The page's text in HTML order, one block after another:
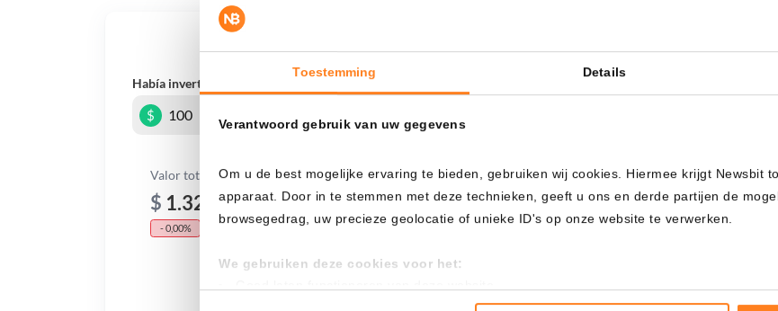
Toestemming Details
Verantwoord gebruik van uw gegevens
Om u de best mogelijke ervaring te bieden, gebruiken wij cookies. Hiermee krijgt Newsbit
apparaat. Door in te stemmen met deze technieken, geeft u ons en derde partijen de
browsegedrag, uw precieze geolocatie of unieke ID's op onze website te verwerken.
We gebruiken deze cookies voor het:
¿Qué pasa si…?
Había invertido
$
Valor total
$ 1.320,27
- 0,00%
Inversión total
$5.600,00